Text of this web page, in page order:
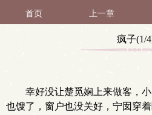
首页 上一章
疯子(1/
幸好没让楚觅娴上来做客，
也馊了，窗户也没关好，宁囡穿